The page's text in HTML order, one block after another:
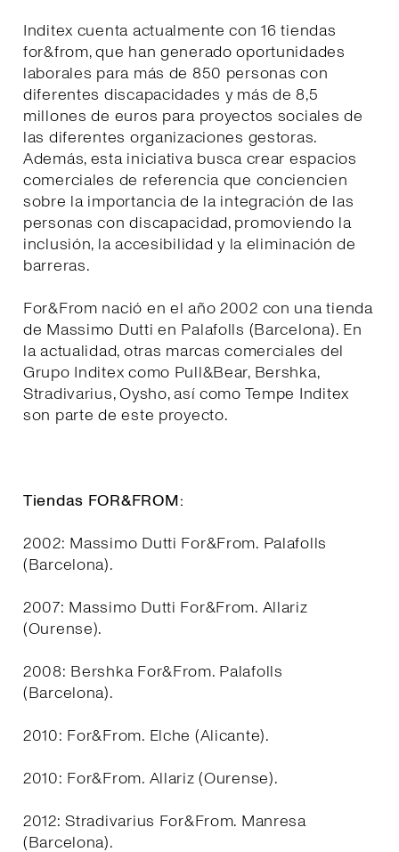
Inditex cuenta actualmente con 16 tiendas
for&from, que han generado oportunidades
laborales para más de 850 personas con
diferentes discapacidades y más de 8,5
millones de euros para proyectos sociales de
las diferentes organizaciones gestoras.
Además, esta iniciativa busca crear espacios
comerciales de referencia que conciencien
sobre la importancia de la integración de las
personas con discapacidad, promoviendo la
inclusión, la accesibilidad y la eliminación de
barreras.
For&From nació en el año 2002 con una tienda
de Massimo Dutti en Palafolls (Barcelona). En
la actualidad, otras marcas comerciales del
Grupo Inditex como Pull&Bear, Bershka,
Stradivarius, Oysho, así como Tempe Inditex
son parte de este proyecto.
Tiendas FOR&FROM:
2002: Massimo Dutti For&From. Palafolls
(Barcelona).
2007: Massimo Dutti For&From. Allariz
(Ourense).
2008: Bershka For&From. Palafolls
(Barcelona).
2010: For&From. Elche (Alicante).
2010: For&From. Allariz (Ourense).
2012: Stradivarius For&From. Manresa
(Barcelona).